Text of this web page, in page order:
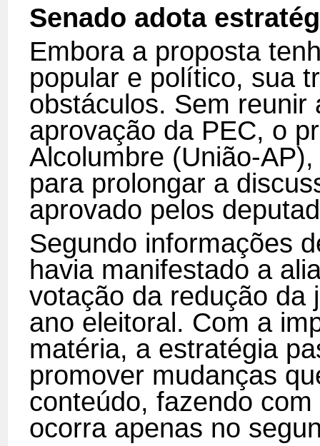
Senado adota
Embora a proposta
popular e político, sua
obstáculos. Sem reunir
aprovação da PEC, o
Alcolumbre (União-
para prolongar a
aprovado pelos
Segundo informações
havia manifestado a
votação da redução da
ano eleitoral. Com a
matéria, a estratégia
promover mudanças
conteúdo, fazendo
ocorra apenas no